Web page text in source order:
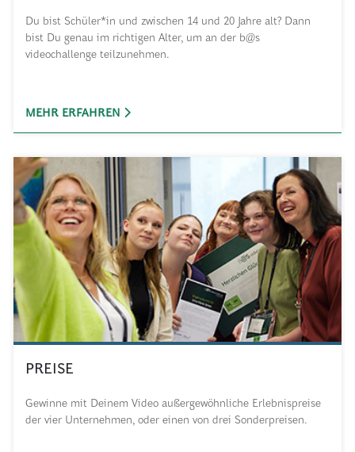
Du bist Schüler*in und zwischen 14 und 20 Jahre alt? Dann
bist Du genau im richtigen Alter, um an der b@s
videochallenge teilzunehmen.
MEHR ERFAHREN
PREISE
Gewinne mit Deinem Video außergewöhnliche Erlebnispreise
der vier Unternehmen, oder einen von drei Sonderpreisen.